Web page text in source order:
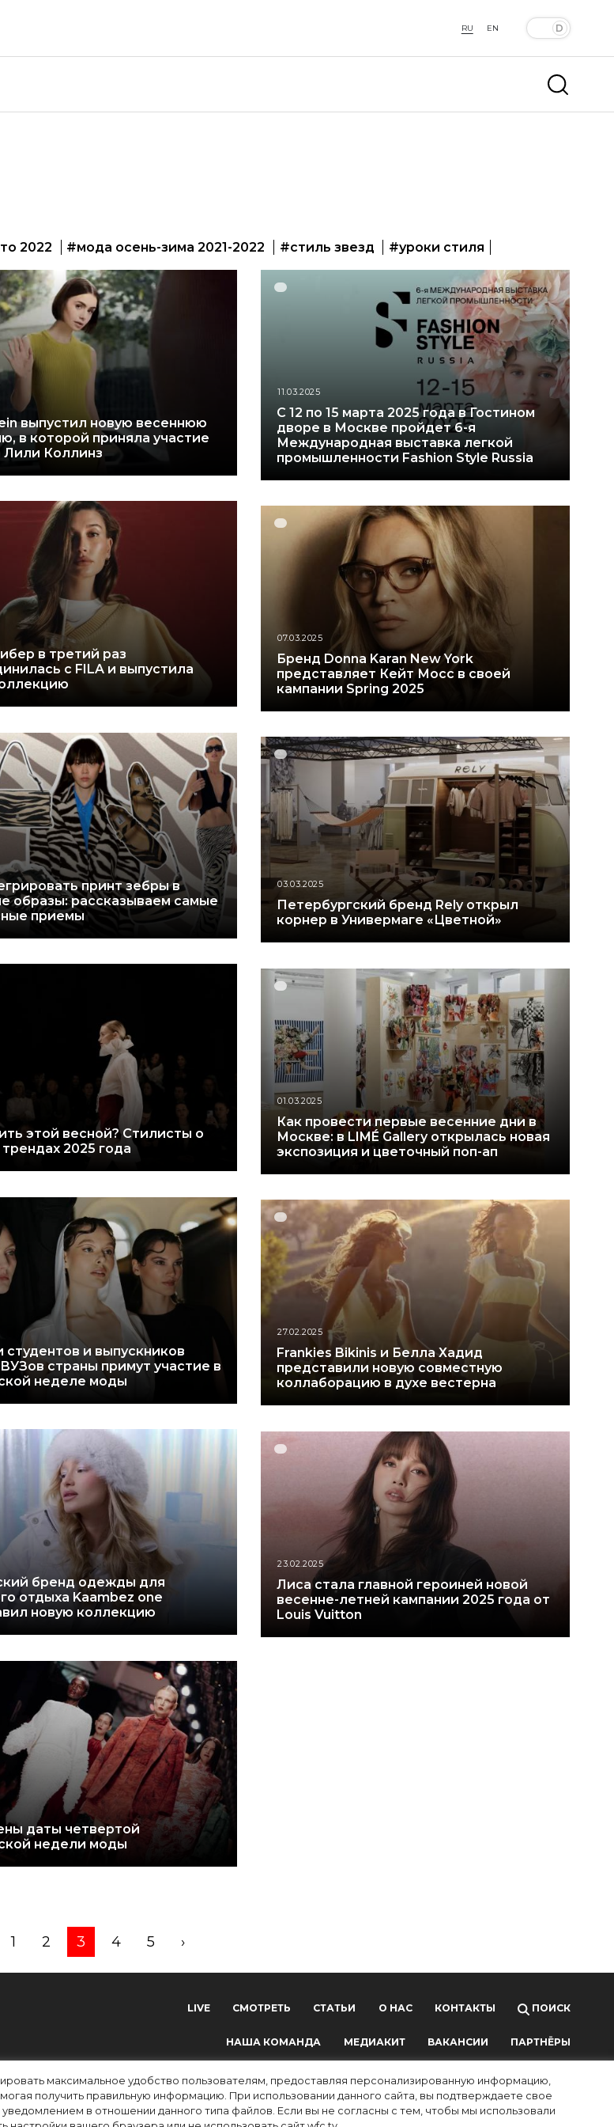
максимальное удобство пользователям, предоставляя персонализированную информацию,
получить правильную информацию. При использовании данного сайта, вы подтверждаете свое
в отношении данного типа файлов. Если вы не согласны с тем, чтобы мы использовали
RU EN
2022 #мода осень-зима 2021-2022 #стиль звезд #уроки стиля
выпустил новую весеннюю
в которой приняла участие
Лили Коллинз
11.03.2025
С 12 по 15 марта 2025 года в Гостином
дворе в Москве пройдет 6-я
Международная выставка легкой
промышленности Fashion Style Russia
в третий раз
с FILA и выпустила
07.03.2025
Бренд Donna Karan New York
представляет Кейт Мосс в своей
кампании Spring 2025
принт зебры в
образы: рассказываем самые
приемы
03.03.2025
Петербургский бренд Rely открыл
корнер в Универмаге «Цветной»
этой весной? Стилисты о
трендах 2025 года
01.03.2025
Как провести первые весенние дни в
Москве: в LIMÉ Gallery открылась новая
экспозиция и цветочный поп-ап
студентов и выпускников
страны примут участие в
неделе моды
27.02.2025
Frankies Bikinis и Белла Хадид
представили новую совместную
коллаборацию в духе вестерна
бренд одежды для
отдыха Kaambez one
новую коллекцию
23.02.2025
Лиса стала главной героиней новой
весенне-летней кампании 2025 года от
Louis Vuitton
даты четвертой
недели моды
1 2 3 4 5 ›
LIVE СМОТРЕТЬ СТАТЬИ О НАС КОНТАКТЫ ПОИСК
НАША КОМАНДА МЕДИАКИТ ВАКАНСИИ ПАРТНЁРЫ